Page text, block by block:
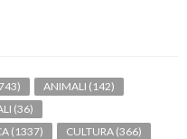
ANIMALI (142)
(36)
(1337) CULTURA (366)